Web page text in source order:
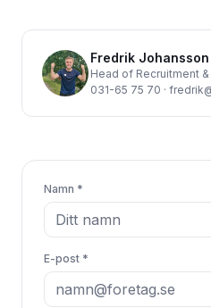
Fredrik Johansson
Head of Recruitment
031-65 75 70 ·
Namn *
E-post *